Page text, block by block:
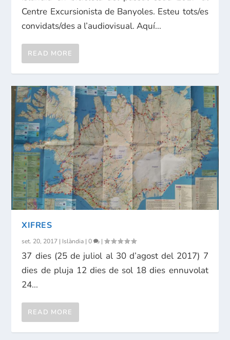
Centre Excursionista de Banyoles. Esteu tots/es
convidats/des a l’audiovisual. Aquí...
READ MORE
XIFRES
set. 20, 2017 | Islàndia |0 |
37 dies (25 de juliol al 30 d’agost del 2017) 7
dies de pluja 12 dies de sol 18 dies ennuvolat
24...
READ MORE